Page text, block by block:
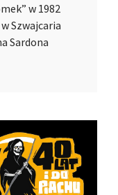
w 1982
Szwajcaria
Sardona